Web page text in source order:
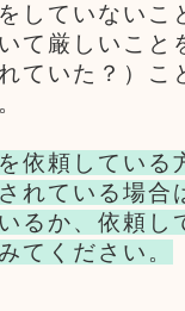
していないこ
て厳しいこと
ていた？）こ
依頼している
れている場合
るか、依頼し
てください。